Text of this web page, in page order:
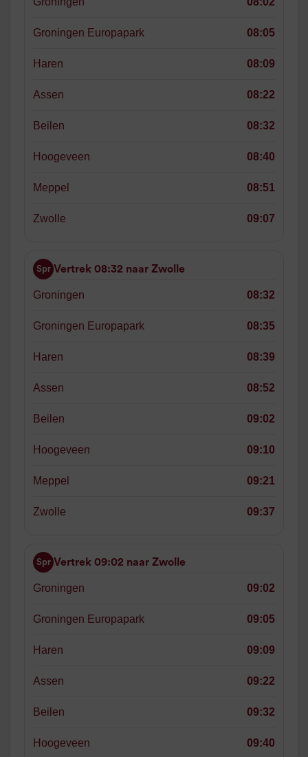
Groningen Europapark 08:05
Haren 08:09
Assen 08:22
Beilen 08:32
Hoogeveen 08:40
Meppel 08:51
Zwolle 09:07
Spr Vertrek 08:32 naar Zwolle
Groningen 08:32
Groningen Europapark 08:35
Haren 08:39
Assen 08:52
Beilen 09:02
Hoogeveen 09:10
Meppel 09:21
Zwolle 09:37
Spr Vertrek 09:02 naar Zwolle
Groningen 09:02
Groningen Europapark 09:05
Haren 09:09
Assen 09:22
Beilen 09:32
Hoogeveen 09:40